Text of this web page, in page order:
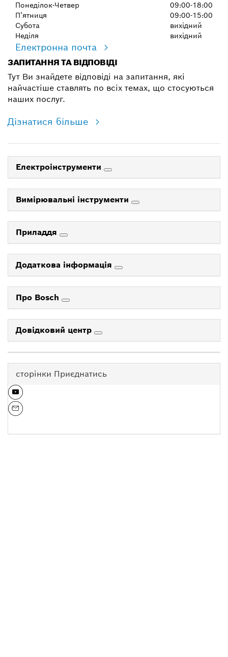
Понеділок-Четвер
П’ятниця
Субота
Неділя
09:00-18:00
09:00-15:00
вихідний
вихідний
Електронна почта
ЗАПИТАННЯ ТА ВІДПОВІДІ
Тут Ви знайдете відповіді на запитання, які
найчастіше ставлять по всіх темах, що стосуються
наших послуг.
Дізнатися більше
Електроінструменти
Вимірювальні інструменти
Приладдя
Додаткова інформація
Про Bosch
Довідковий центр
сторінки Приєднатись